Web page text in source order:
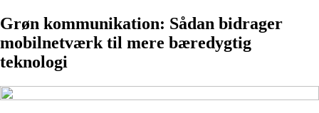
Grøn kommunikation: Sådan bidrager
mobilnetværk til mere bæredygtig
teknologi